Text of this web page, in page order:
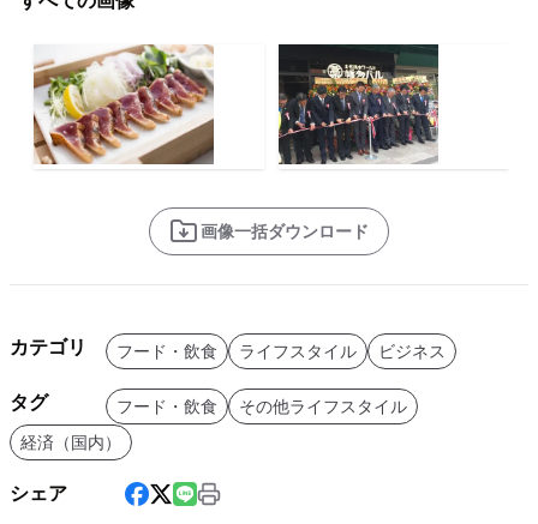
画像一括ダウンロード
カテゴリ フード・飲食 ライフスタイル ビジネス
タグ フード・飲食
その他ライフスタイル
経済（国内）
シェア